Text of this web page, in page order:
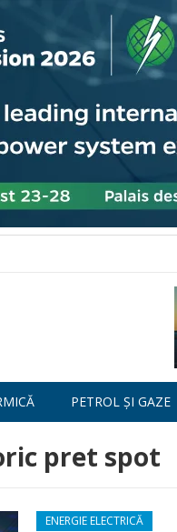
PETROL ȘI GAZE
pret spot
ENERGIE ELECTRICĂ